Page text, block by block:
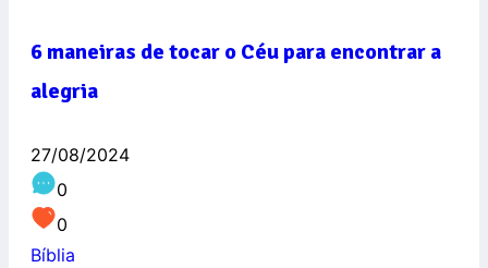
6 maneiras de tocar o Céu para encontrar a
alegria
27/08/2024
0
0
Bíblia